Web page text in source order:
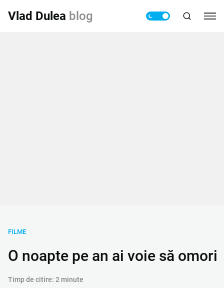
Vlad Dulea blog
FILME
O noapte pe an ai voie să omori
Timp de citire: 2 minute